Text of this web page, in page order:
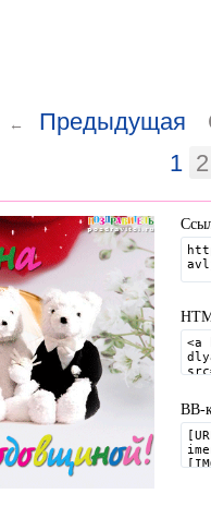
← Предыдущая
1 2
BB-